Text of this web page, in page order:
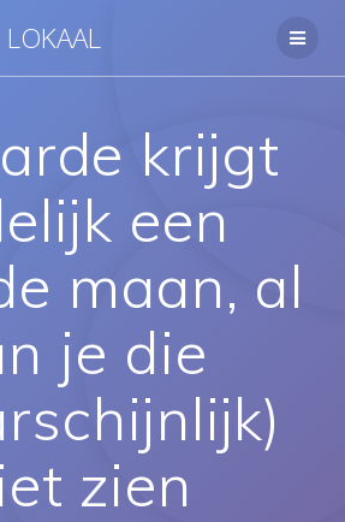
naar
LOKAAL
krijgt
een
maan, al
je die
zien